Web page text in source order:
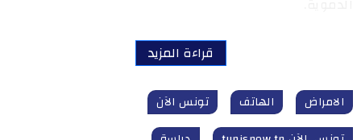
قراءة المزيد
الامراض الهاتف
تونس الآن